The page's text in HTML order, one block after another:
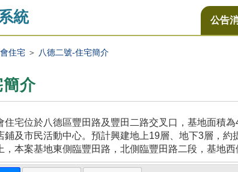
統 公告
住宅＞ 八德二號-住宅簡介
介
住宅位於八德區豐田路及豐田二路交叉口，基地面積
鋪及市民活動中心。預計興建地上19層、地下3層，約
，本案基地東側臨豐田路，北側臨豐田路二段，基地西